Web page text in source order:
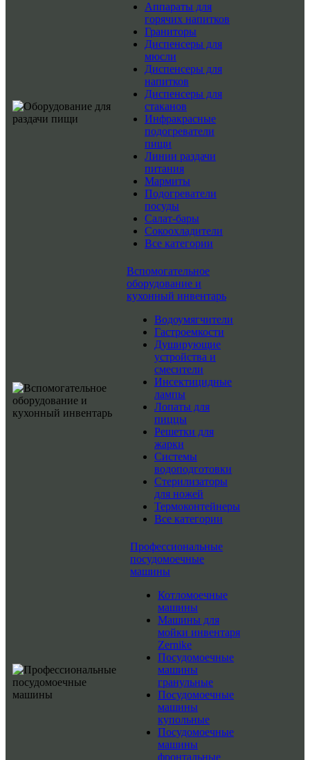
Аппараты для
горячих напитков
Граниторы
Диспенсеры для
мюсли
Диспенсеры для
напитков
Диспенсеры для
стаканов
Инфракрасные
подогреватели
пищи
Линии раздачи
питания
Мармиты
Подогреватели
посуды
Салат-бары
Сокоохладители
Все категории
Вспомогательное
оборудование и
кухонный инвентарь
Водоумягчители
Гастроемкости
Душирующие
устройства и
смесители
Инсектицидные
лампы
Лопаты для
пиццы
Решетки для
жарки
Системы
водоподготовки
Стерилизаторы
для ножей
Термоконтейнеры
Все категории
Профессиональные
посудомоечные
машины
Котломоечные
машины
Машины для
мойки инвентаря
Zernike
Посудомоечные
машины
гранульные
Посудомоечные
машины
купольные
Посудомоечные
машины
фронтальные